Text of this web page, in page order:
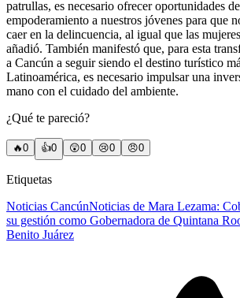
patrullas, es necesario ofrecer oportunidades
empoderamiento a nuestros jóvenes para que
caer en la delincuencia, al igual que las
añadió. También manifestó que, para esta
a Cancún a seguir siendo el destino turístico
Latinoamérica, es necesario impulsar una
mano con el cuidado del ambiente.
¿Qué te pareció?
🔥0 👍0 😲0 😢0 😠0
Etiquetas
Noticias CancúnNoticias de Mara Lezama:
su gestión como Gobernadora de Quintana
Benito Juárez